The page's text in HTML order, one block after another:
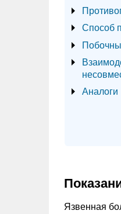
Способ
Аналоги
Язвенная